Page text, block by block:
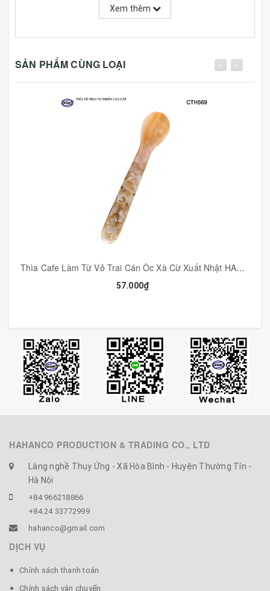
đường nét màu sắc khác biệt – NÉT TINH TẾ TRONG
NGHỆ THUẬT ẨM THỰC - ĐỘC ĐÁO.
- Kích thước: Dài 5cm x 3cm (có sai số)
- Màu sắc: Màu và vân gỗ tự nhiên.
- Chất liệu: Nhiều loại gỗ tự nhiên
100%, có độ sai lệch nhỏ, màu sắc họa tiết khác nhau.
Xem thêm
SẢN PHẨM CÙNG LOẠI
Thìa Cafe Làm Từ Vỏ Trai Cán Ôc Xà Cừ Xuất Nhật HAHANCO Thiết Kế Tinh Tế - CTH569
57.000₫
HAHANCO PRODUCTION & TRADING CO., LTD
Làng nghề Thụy Ứng - Xã Hòa Bình - Huyện Thường Tín -
Hà Nội
+84 966218866
+84.24 33772999
hahanco@gmail.com
DỊCH VỤ
Chính sách thanh toán
Chính sách vận chuyển